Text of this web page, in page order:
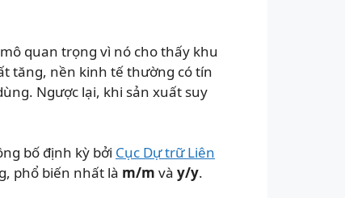
quan trọng vì nó cho thấy khu
tăng, nền kinh tế thường có tín
Ngược lại, khi sản xuất suy
bố định kỳ bởi Cục Dự trữ Liên
phổ biến nhất là m/m và y/y.